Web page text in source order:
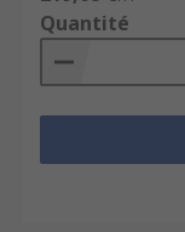
Quantité